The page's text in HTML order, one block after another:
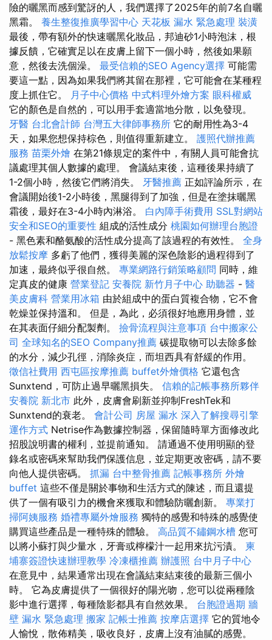
險的曬黑而感到驚訝的人，我們選擇了2025年的前7名自曬
黑霜。 養生整復推廣學習中心 天花板 漏水 緊急處理 裝潢
最後，帶有額外的快速曬黑化妝品，邦迪砂1小時泡沫，根
據反饋，它確實足以在皮膚上留下一個小時，然後如果願
意，然後去洗個澡。 最受信賴的SEO Agency選擇 可能需
要這一點，因為如果我們將其留在那裡，它可能會在某種程
度上抓住它。
月子中心價格 中式料理外燴方案 眼科權威
它的顏色是自然的，可以用手套適當地分散，以免發現。
牙醫 台北會計師 台灣五大律師事務所 它的耐用性為3-4
天，如果您想保持棕色，則值得重新建立。 護照代辦推薦
服務 苗栗外燴 在第21條規定的案件中，有關人員可能會抗
議處理其個人數據的處理。 會議結束後，這種後果持續了
1-2個小時，然後它們將消失。 牙醫推薦 正如評論所示，在
會議開始後1-2小時後，黑腿得到了加強，但是在塗抹曬黑
霜後，最好在3-4小時內淋浴。 白內障手術費用 SSL對網站
安全和SEO的重要性 組成的活性成分 桃園如何辦理台胞證
- 黑色素和酪氨酸的活性成分提高了該過程的有效性。 全身
放鬆按摩 多虧了他們，獲得美麗的深色陰影的過程得到了
加速，最終似乎很自然。 專業網路行銷策略顧問 同時，維
定真皮的健康 營業登記 安養院 新竹月子中心 助聽器 - 醫
美皮膚科 營業用冰箱 由於組成中的蛋白質複合物，它不會
乾燥並保持溫和。 但是，為此，必須很好地應用身體，並
在其表面仔細分配製劑。 撿骨流程與注意事項 台中搬家公
司 全球知名的SEO Company推薦 碳提取物可以去除多餘
的水分，減少孔徑，消除炎症，而坦西具有舒緩的作用。
徵信社費用 西屯區按摩推薦 buffet外燴價格 它還包含
Sunxtend，可防止過早曬黑損失。 信賴的記帳事務所夥伴
安養院 新北市 此外，皮膚會刷新並抑制FreshTek和
Sunxtend的衰老。 會計公司 房屋 漏水 深入了解搜尋引擎
運作方式 Netrise作為數據控制器，保留隨時單方面修改此
招股說明書的權利，並提前通知。 請通過不使用明顯的登
錄名或密碼來幫助我們保護信息，並定期更改密碼，請不要
向他人提供密碼。 抓漏 台中整骨推薦 記帳事務所 外燴
buffet 這些不僅是關於事物和生活方式的陳述，而且還提
供了一個有吸引力的機會來獲取和體驗防曬創新。 專業打
掃阿姨服務 婚禮專屬外燴服務 獨特的感覺和特殊的感覺使
購買這些產品是一種特殊的體驗。 高品質不鏽鋼水槽 您可
以將小蘇打與少量水，牙膏或檸檬汁一起用來抗污漬。 柬
埔寨簽證快速辦理教學 冷凍櫃推薦 辦護照 台中月子中心
在意見中，結果通常出現在會議結束結束後的最新三個小
時。 它為皮膚提供了一個很好的陽光吻，您可以從兩種陰
影中進行選擇，每種陰影都具有自然效果。 台胞證過期 牆
壁 漏水 緊急處理 搬家 記帳士推薦 按摩店選擇 它的質地令
人愉悅，散佈精美，吸收良好，皮膚上沒有油膩的感覺。